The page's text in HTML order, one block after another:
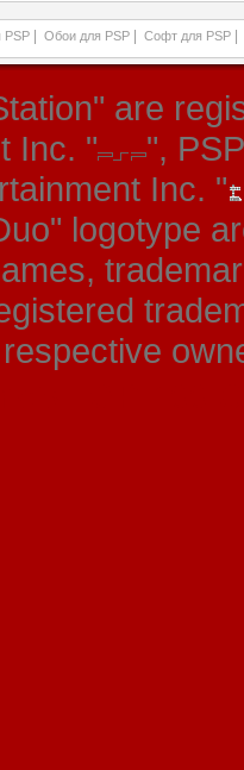
PSP Обои для PSP Софт для PSP
are
Inc. "
",
Inc. "
logotype
respective